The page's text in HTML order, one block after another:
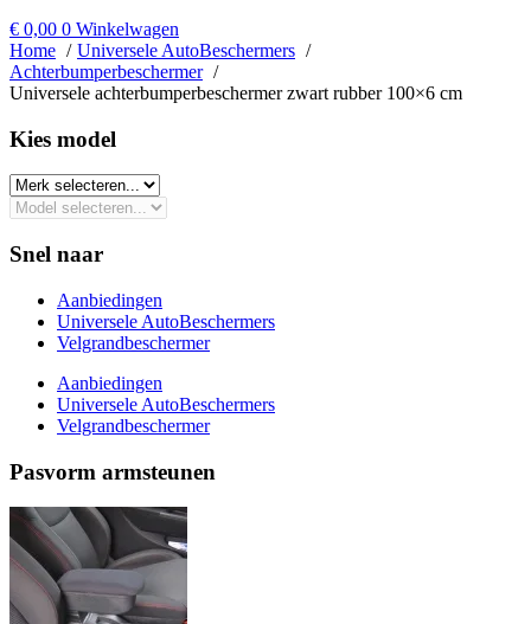
€ 0,00 0 Winkelwagen
Home
Universele AutoBeschermers
Achterbumperbeschermer
Universele achterbumperbeschermer zwart rubber 100×6 cm
Kies model​
Snel naar
Aanbiedingen
Universele AutoBeschermers
Velgrandbeschermer
Aanbiedingen
Universele AutoBeschermers
Velgrandbeschermer
Pasvorm armsteunen